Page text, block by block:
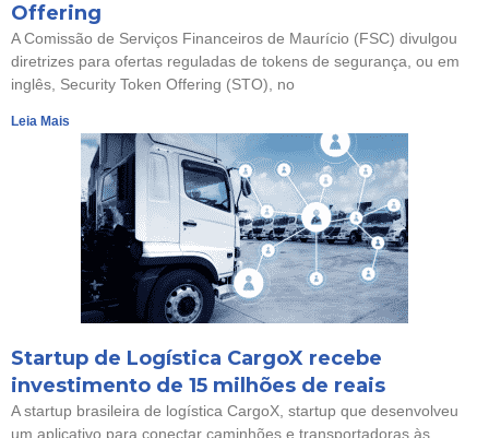
Offering
A Comissão de Serviços Financeiros de Maurício (FSC) divulgou
diretrizes para ofertas reguladas de tokens de segurança, ou em
inglês, Security Token Offering (STO), no
Leia Mais
Startup de Logística CargoX recebe
investimento de 15 milhões de reais
A startup brasileira de logística CargoX, startup que desenvolveu
um aplicativo para conectar caminhões e transportadoras às